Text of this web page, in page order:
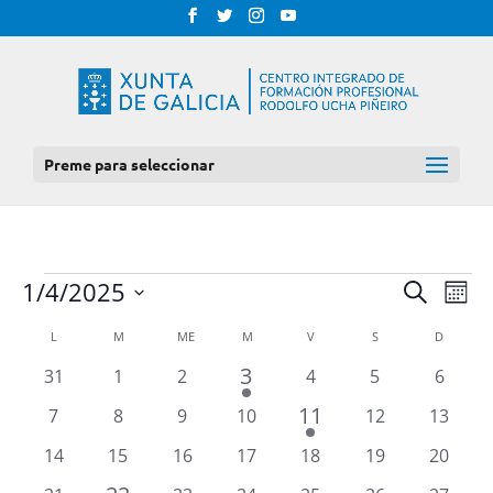
Preme para seleccionar
EVENTOS
BUSCA
VISTAS
EVENTOS
Procurar
DE
Mes
1/4/2025
date.
CALENDARIO
DE
EVENTOS
LLUNS M ME MÉRCORES
M VVENRES SSÁBADO D
0
31
0
1
0
eventos
2
1
EVENTO
3
0
4
0
5
0
6
0
7
0
8
0
9
0
10
1
EVENTO
11
0
12
0
13
0
14
0
15
0
16
0
17
0
18
0
19
0
20